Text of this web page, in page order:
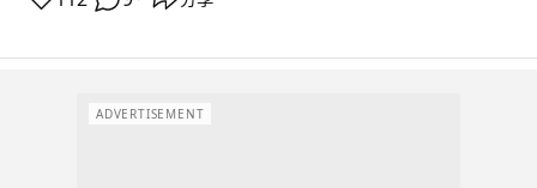
ADVERTISEMENT